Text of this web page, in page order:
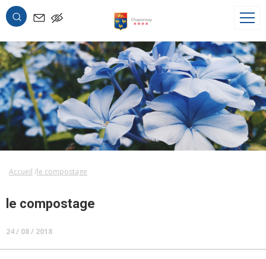
OK
Accueil le compostage
le compostage
24 / 08 / 2018